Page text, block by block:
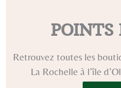
POINTS
Retrouvez toutes les
La Rochelle à l’île